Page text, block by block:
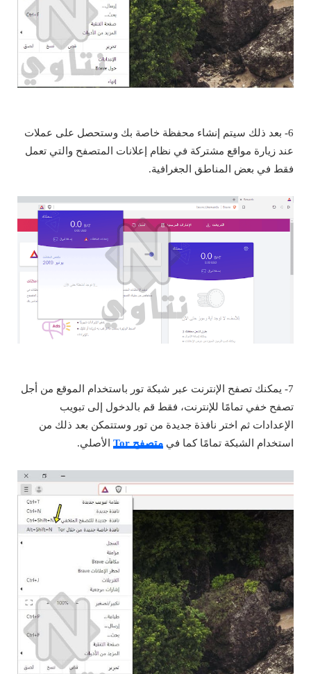
6- بعد ذلك سيتم إنشاء محفظة خاصة بك وستحصل على عملات
عند زيارة مواقع مشتركة في نظام إعلانات المتصفح والتي تعمل
فقط في بعض المناطق الجغرافية.
7- يمكنك تصفح الإنترنت عبر شبكة تور باستخدام الموقع من أجل
تصفح خفي تمامًا للإنترنت، فقط قم بالدخول إلى تبويب
الإعدادات ثم اختر نافذة جديدة من تور وستتمكن بعد ذلك من
استخدام الشبكة تمامًا كما في متصفح Tor الأصلي.